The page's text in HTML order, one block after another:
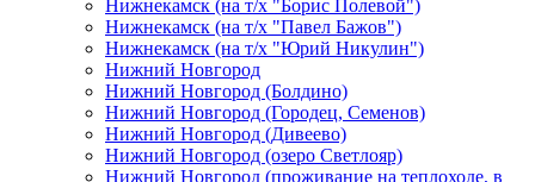
Нижнекамск (на т/х "Борис Полевой")
Нижнекамск (на т/х "Павел Бажов")
Нижнекамск (на т/х "Юрий Никулин")
Нижний Новгород
Нижний Новгород (Болдино)
Нижний Новгород (Городец, Семенов)
Нижний Новгород (Дивеево)
Нижний Новгород (озеро Светлояр)
Нижний Новгород (проживание на теплоходе, в